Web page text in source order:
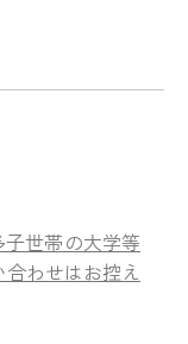
世帯の大学等
わせはお控え